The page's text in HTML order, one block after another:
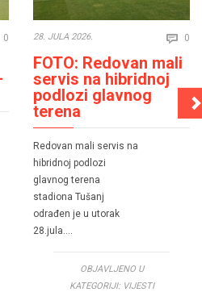
0 Comments
28. JULA 2026.  0
FOTO: Redovan mali
servis na hibridnoj
podlozi glavnog
terena
Redovan mali servis na
hibridnoj podlozi
glavnog terena
stadiona Tušanj
odrađen je u utorak
28.jula….
OBJAVLJENO U
KATEGORIJI: VIJESTI